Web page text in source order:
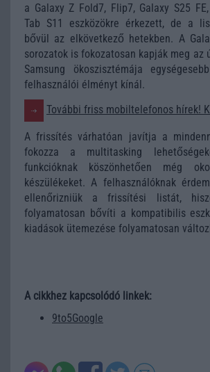
a Galaxy Z Fold7, Flip7, Galaxy S25
Tab S11 eszközökre érkezett, de a
bővül az elkövetkező hetekben. A
sorozatok is fokozatosan kapják meg az
Samsung ökoszisztémája
felhasználói élményt kínál.
További friss mobiltelefonos hírek!
A frissítés várhatóan javítja a
fokozza a multitasking
funkcióknak köszönhetően még
készülékeket. A felhasználóknak
ellenőrizniük a frissítési listát,
folyamatosan bővíti a kompatibilis
kiadások ütemezése folyamatosan
A cikkhez kapcsolódó linkek:
9to5Google